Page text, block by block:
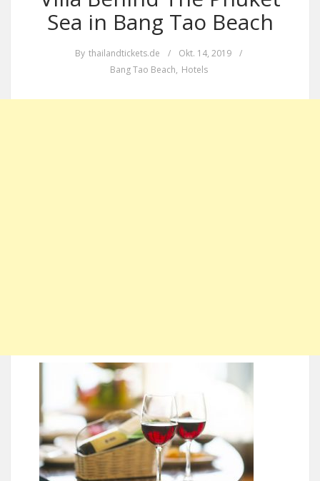
Sea in Bang Tao Beach
By thailandtickets.de / Okt. 14, 2019
/
Bang Tao Beach, Hotels